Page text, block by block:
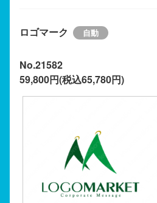
ロゴマーク
No.21582
59,800円(税込65,780円)